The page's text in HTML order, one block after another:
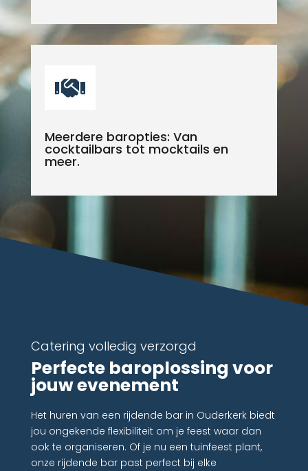

Meerdere baropties: Van
cocktailbars tot mocktails en
meer.
Catering volledig verzorgd
Perfecte baroplossing voor
jouw evenement
Het huren van een rijdende bar in Ouderkerk biedt
jou ongekende flexibiliteit om je feest waar dan
ook te organiseren. Of je nu een tuinfeest plant,
onze rijdende bar past perfect bij elke